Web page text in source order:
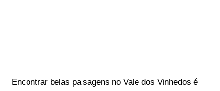
Encontrar belas paisagens no Vale dos Vinhedos é